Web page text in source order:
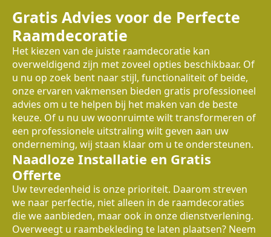
Gratis Advies voor de Perfecte
Raamdecoratie
Het kiezen van de juiste raamdecoratie kan
overweldigend zijn met zoveel opties beschikbaar. Of
u nu op zoek bent naar stijl, functionaliteit of beide,
onze ervaren vakmensen bieden gratis professioneel
advies om u te helpen bij het maken van de beste
keuze. Of u nu uw woonruimte wilt transformeren of
een professionele uitstraling wilt geven aan uw
onderneming, wij staan klaar om u te ondersteunen.
Naadloze Installatie en Gratis
Offerte
Uw tevredenheid is onze prioriteit. Daarom streven
we naar perfectie, niet alleen in de raamdecoraties
die we aanbieden, maar ook in onze dienstverlening.
Overweegt u raambekleding te laten plaatsen? Neem